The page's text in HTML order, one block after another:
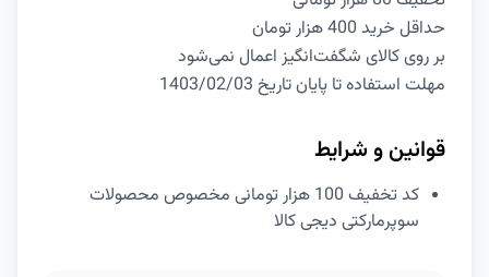
حداقل خرید 400 هزار تومان
بر روی کالای شگفت‌انگیز اعمال نمی‌شود
مهلت استفاده تا پایان تاریخ 1403/02/03
قوانین و شرایط
کد تخفیف 100 هزار تومانی مخصوص محصولات
سوپرمارکتی دیجی کالا